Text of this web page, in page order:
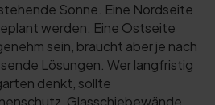
Sonne. Eine Nordseite
werden. Eine Ostseite
sein, braucht aber je nach
Lösungen. Wer langfristig
denkt, sollte
Glasschiebewände,